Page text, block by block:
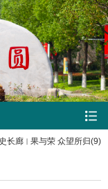
长廊 果与荣 众望所归(9)